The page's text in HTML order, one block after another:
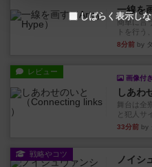
一線を
簡単に言
トを行う
8分前 by
レビュー
画像付き
しあわ
舞台は全
と犯人サ
33分前 by
戦略やコツ ノイシ
しばらく表示し